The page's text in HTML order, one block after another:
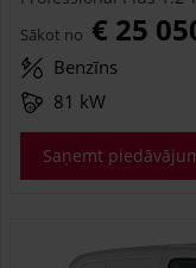
Sākot no € 25
Benzīns
81 kW
Saņemt